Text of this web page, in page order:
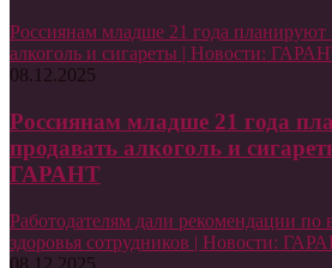
Россиянам младше 21 года планируют
алкоголь и сигареты | Новости:
08.12.2025
Россиянам младше 21 года
продавать алкоголь и
ГАРАНТ
Работодателям дали рекомендации по
здоровья сотрудников | Новости:
08.12.2025